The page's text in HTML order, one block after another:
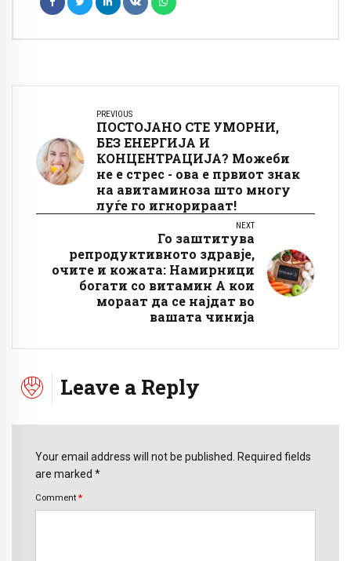
PREVIOUS
ПОСТОЈАНО СТЕ УМОРНИ,
БЕЗ ЕНЕРГИЈА И
КОНЦЕНТРАЦИЈА? Можеби
не е стрес - ова е првиот знак
на авитаминоза што многу
луѓе го игнорираат!
NEXT
Го заштитува
репродуктивното здравје,
очите и кожата: Намирници
богати со витамин А кои
мораат да се најдат во
вашата чинија
Leave a Reply
Your email address will not be published. Required fields
are marked *
Comment *